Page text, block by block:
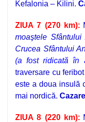
Kefalonia – Kilini.
ZIUA 7 (270 km):
moaştele
Crucea Sfântului
(a fost ridicată în
traversare cu
este a doua insulă
mai nordică.
ZIUA 8 (220 km):